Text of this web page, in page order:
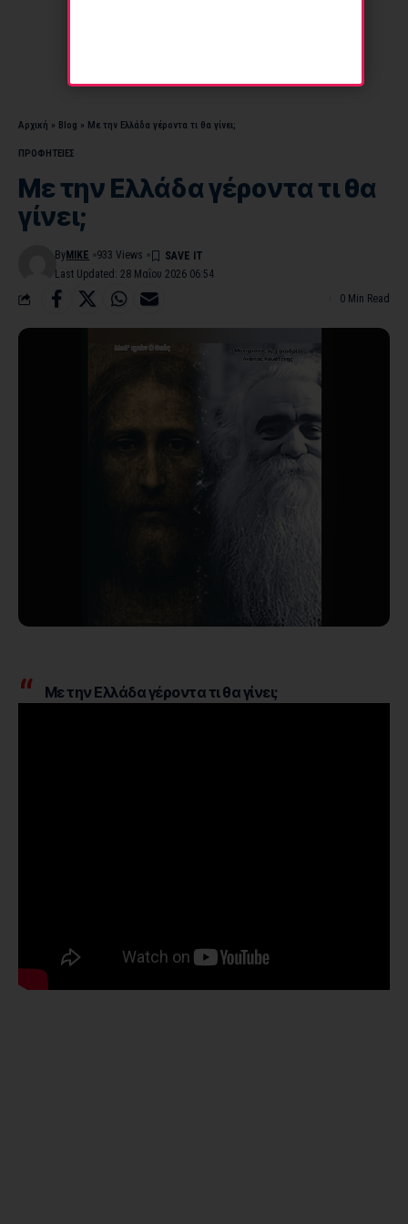
Αρχική » Blog » Με την Ελλάδα γέροντα τι θα γίνει;
ΠΡΟΦΗΤΕΙΕΣ
Με την Ελλάδα γέροντα τι θα
γίνει;
Last Updated: 28 Μαΐου 2026 06:54
By MIKE 933 Views
0 Min Read
Με την Ελλάδα γέροντα τι θα γίνει;